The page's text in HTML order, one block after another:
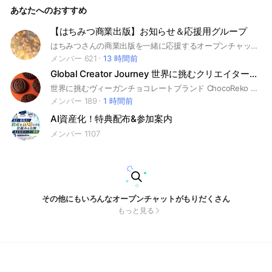
あなたへのおすすめ
【はちみつ商業出版】お知らせ＆応援用グループ
はちみつさんの商業出版を一緒に応援するオープンチャットです。
メンバー 621
13 時間前
Global Creator Journey 世界に挑むクリエイター配信
世界に挑むヴィーガンチョコレートブランド ChocoReko 創業者。 海外展開の現場で起きる"日々のチャレンジと学び"を毎日配信。 作品づくりの裏側から、唯一無二の魅力を言語化して「選ばれる理由」に変えるまでを等身大でシェアします。 対象：パン／お菓子／紅茶／アート／工芸など、世界観で勝負するクリエイター＆小規模事業者。 📱 最新情報・無料ワークは公式LINEから https://lin.ee/fhrupGe 🌐 ChocoReko HP: https://chocoreko.com/ 🛒 オンラインショップ: https://chocoreko.shop/ 📸 Instagram: @chocoreko @chocolate_reiko
メンバー 189
1 時間前
AI資産化！特典配布&参加案内
メンバー 1107
その他にもいろんなオープンチャットがもりだくさん
もっと見る